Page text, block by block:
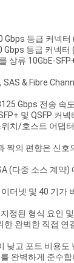
Gbps 등급 커넥
Gbps 등급 커넥터
상류 10GbE-
SAS & Fibre
Gbps 전송 속
및 QSFP 커
치/호스트 어댑
짝의 편향은 신호
(다중 소스 계약)
더넷 및 40 기가
정된 형식 요인
한 완벽한 직접 연
낮고 포트 비용도
완벽하게 준수합